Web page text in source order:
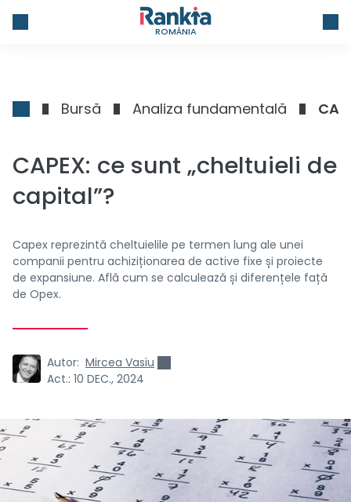
ROMÂNIA
Bursă Analiza fundamentală
CAPEX: ce sunt „cheltuieli de
capital”?
Capex reprezintă cheltuielile pe termen lung ale unei
companii pentru achiziționarea de active fixe și proiecte
de expansiune. Află cum se calculează și diferențele față
de Opex.
Autor: Mircea Vasiu
Act.: 10 DEC., 2024